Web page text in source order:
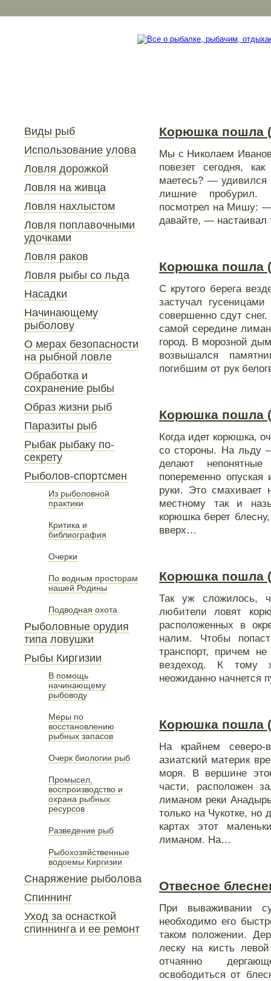
Виды рыб
Использование улова
Ловля дорожкой
Ловля на живца
Ловля нахлыстом
Ловля поплавочными
удочками
Ловля раков
Ловля рыбы со льда
Насадки
Начинающему
рыболову
О мерах безопасности
на рыбной ловле
Обработка и
сохранение рыбы
Образ жизни рыб
Паразиты рыб
Рыбак рыбаку по-
секрету
Рыболов-спортсмен
Из рыболовной
практики
Критика и
библиография
Очерки
По водным просторам
нашей Родины
Подводная охота
Рыболовные орудия
типа ловушки
Рыбы Киргизии
В помощь
начинающему
рыбоводу
Меры по
восстановлению
рыбных запасов
Очерк биологии рыб
Промысел,
воспроизводство и
охрана рыбных
ресурсов
Разведение рыб
Рыбохозяйственные
водоемы Киргизии
Снаряжение рыболова
Спиннинг
Уход за оснасткой
спиннинга и ее ремонт
Корюшка пошла
Мы с Николаем
повезет сегодня,
маетесь? —
лишние пробурил.
посмотрел на Мишу:
давайте, — настаивал
Корюшка пошла
С крутого берега
застучал
совершенно сдут
самой середине
город. В морозной
возвышался
погибшим от рук
Корюшка пошла
Когда идет корюшка,
со стороны. На льду
делают
попеременно
руки. Это смахивает
местному так и
корюшка берет
вверх…
Корюшка пошла
Так уж сложилось,
любители ловят
расположенных в
налим. Чтобы
транспорт, причем
вездеход. К тому
неожиданно начнется
Корюшка пошла
На крайнем северо-
азиатский материк
моря. В вершине
части, расположен
лиманом реки
только на Чукотке, но
картах этот
лиманом. На…
Отвесное
При вываживании
необходимо его
таком положении.
леску на кисть
отчаянно
освободиться от